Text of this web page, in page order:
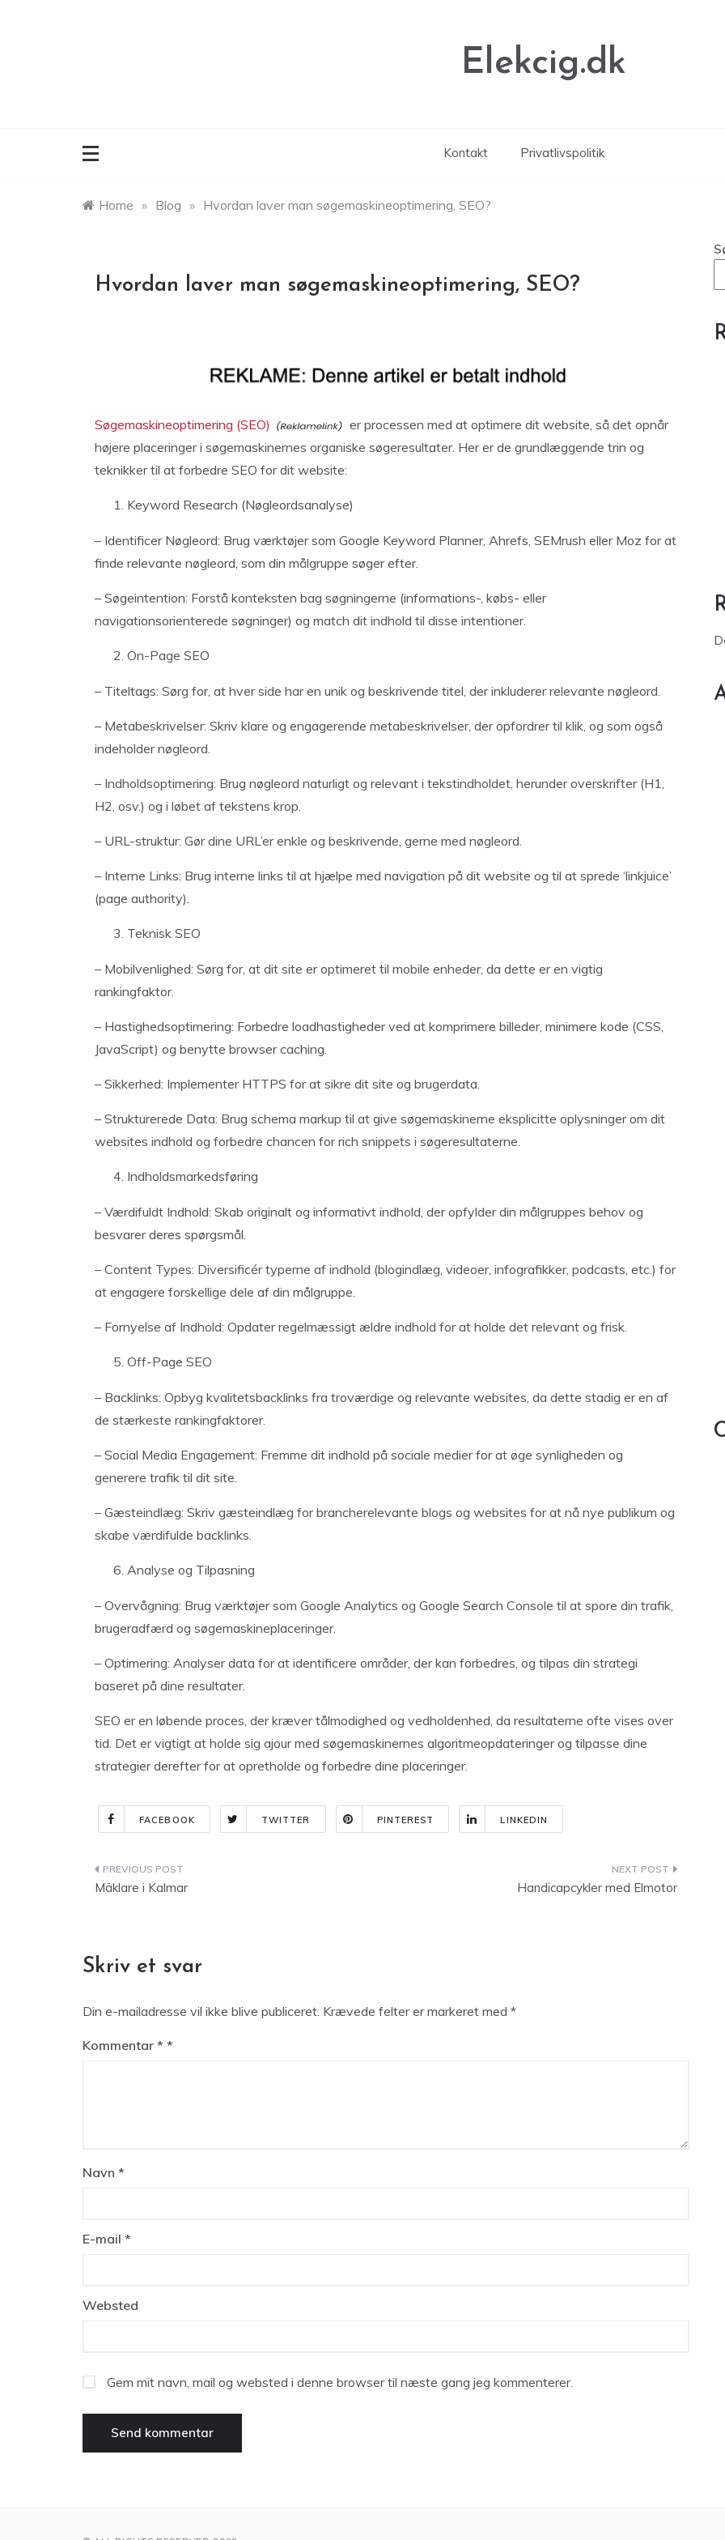
Elekcig.dk
Kontakt Privatlivspolitik
Home » Blog » Hvordan laver man søgemaskineoptimering, SEO?
Hvordan laver man søgemaskineoptimering, SEO?
Søgemaskineoptimering (SEO)
er processen med at optimere dit website, så det opnår
højere placeringer i søgemaskinernes organiske søgeresultater. Her er de grundlæggende trin og
teknikker til at forbedre SEO for dit website:
Keyword Research (Nøgleordsanalyse)
– Identificer Nøgleord: Brug værktøjer som Google Keyword Planner, Ahrefs, SEMrush eller Moz for at
finde relevante nøgleord, som din målgruppe søger efter.
– Søgeintention: Forstå konteksten bag søgningerne (informations-, købs- eller
navigationsorienterede søgninger) og match dit indhold til disse intentioner.
On-Page SEO
– Titeltags: Sørg for, at hver side har en unik og beskrivende titel, der inkluderer relevante nøgleord.
– Metabeskrivelser: Skriv klare og engagerende metabeskrivelser, der opfordrer til klik, og som også
indeholder nøgleord.
– Indholdsoptimering: Brug nøgleord naturligt og relevant i tekstindholdet, herunder overskrifter (H1,
H2, osv.) og i løbet af tekstens krop.
– URL-struktur: Gør dine URL’er enkle og beskrivende, gerne med nøgleord.
– Interne Links: Brug interne links til at hjælpe med navigation på dit website og til at sprede ‘linkjuice’
(page authority).
Teknisk SEO
– Mobilvenlighed: Sørg for, at dit site er optimeret til mobile enheder, da dette er en vigtig
rankingfaktor.
– Hastighedsoptimering: Forbedre loadhastigheder ved at komprimere billeder, minimere kode (CSS,
JavaScript) og benytte browser caching.
– Sikkerhed: Implementer HTTPS for at sikre dit site og brugerdata.
– Strukturerede Data: Brug schema markup til at give søgemaskinerne eksplicitte oplysninger om dit
websites indhold og forbedre chancen for rich snippets i søgeresultaterne.
Indholdsmarkedsføring
– Værdifuldt Indhold: Skab originalt og informativt indhold, der opfylder din målgruppes behov og
besvarer deres spørgsmål.
– Content Types: Diversificér typerne af indhold (blogindlæg, videoer, infografikker, podcasts, etc.) for
at engagere forskellige dele af din målgruppe.
– Fornyelse af Indhold: Opdater regelmæssigt ældre indhold for at holde det relevant og frisk.
Off-Page SEO
– Backlinks: Opbyg kvalitetsbacklinks fra troværdige og relevante websites, da dette stadig er en af
de stærkeste rankingfaktorer.
– Social Media Engagement: Fremme dit indhold på sociale medier for at øge synligheden og
generere trafik til dit site.
– Gæsteindlæg: Skriv gæsteindlæg for brancherelevante blogs og websites for at nå nye publikum og
skabe værdifulde backlinks.
Analyse og Tilpasning
– Overvågning: Brug værktøjer som Google Analytics og Google Search Console til at spore din trafik,
brugeradfærd og søgemaskineplaceringer.
– Optimering: Analyser data for at identificere områder, der kan forbedres, og tilpas din strategi
baseret på dine resultater.
SEO er en løbende proces, der kræver tålmodighed og vedholdenhed, da resultaterne ofte vises over
tid. Det er vigtigt at holde sig ajour med søgemaskinernes algoritmeopdateringer og tilpasse dine
strategier derefter for at opretholde og forbedre dine placeringer.
FACEBOOK TWITTER PINTEREST LINKEDIN
Indlægsnavigation
Mäklare i Kalmar Handicapcykler med Elmotor
Skriv et svar
Din e-mailadresse vil ikke blive publiceret. Krævede felter er markeret med *
Kommentar *
Navn *
E-mail *
Websted
Gem mit navn, mail og websted i denne browser til næste gang jeg kommenterer.